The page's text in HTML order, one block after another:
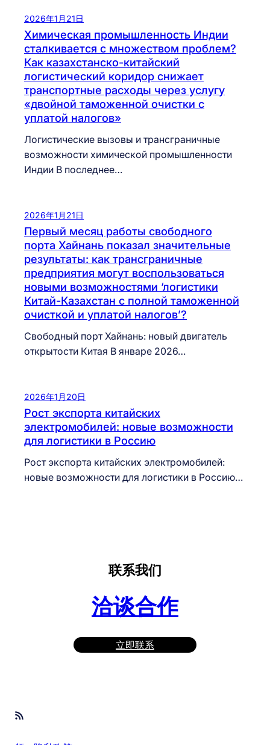
2026年1月21日
Химическая промышленность Индии
сталкивается с множеством проблем?
Как казахстанско-китайский
логистический коридор снижает
транспортные расходы через услугу
«двойной таможенной очистки с
уплатой налогов»
Логистические вызовы и трансграничные
возможности химической промышленности
Индии В последнее…
2026年1月21日
Первый месяц работы свободного
порта Хайнань показал значительные
результаты: как трансграничные
предприятия могут воспользоваться
новыми возможностями ‘логистики
Китай-Казахстан с полной таможенной
очисткой и уплатой налогов’?
Свободный порт Хайнань: новый двигатель
открытости Китая В январе 2026…
2026年1月20日
Рост экспорта китайских
электромобилей: новые возможности
для логистики в Россию
Рост экспорта китайских электромобилей:
новые возможности для логистики в Россию…
联系我们
洽谈合作
立即联系
RSS Feed